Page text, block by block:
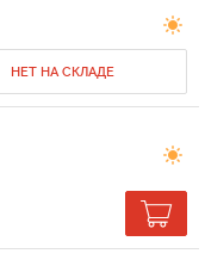
НЕТ НА СКЛАДЕ